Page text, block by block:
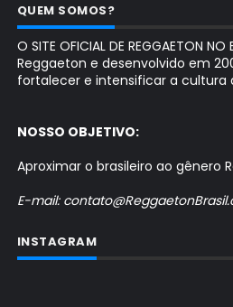
QUEM SOMOS?
O SITE OFICIAL DE REGGAETON
Reggaeton e desenvolvido em
fortalecer e intensificar a cultura
NOSSO OBJETIVO:
Aproximar o brasileiro ao gênero
E-mail:
INSTAGRAM